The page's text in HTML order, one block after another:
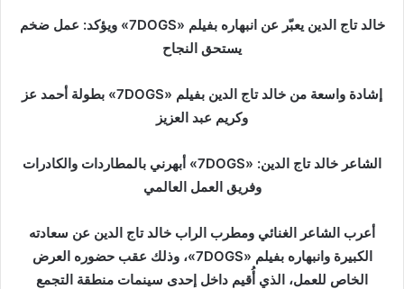
ل
ر
خالد تاج الدين يعبّر عن انبهاره بفيلم «7DOGS» ويؤكد: عمل ضخم
يستحق النجاح
إشادة واسعة من خالد تاج الدين بفيلم «7DOGS» بطولة أحمد عز
وكريم عبد العزيز
الشاعر خالد تاج الدين: «7DOGS» أبهرني بالمطاردات والكادرات
وفريق العمل العالمي
أعرب الشاعر الغنائي ومطرب الراب خالد تاج الدين عن سعادته
الكبيرة وانبهاره بفيلم «7DOGS»، وذلك عقب حضوره العرض
الخاص للعمل، الذي أُقيم داخل إحدى سينمات منطقة التجمع